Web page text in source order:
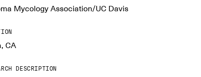
Mycology Association/UC Davis
CA
DESCRIPTION